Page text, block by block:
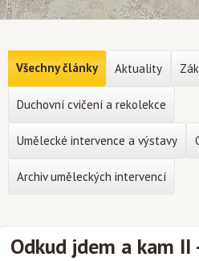
Odkud jdem a kam
Všechny články Aktuality
Duchovní cvičení a rekolekce
Umělecké intervence a výstavy
Archiv uměleckých intervencí